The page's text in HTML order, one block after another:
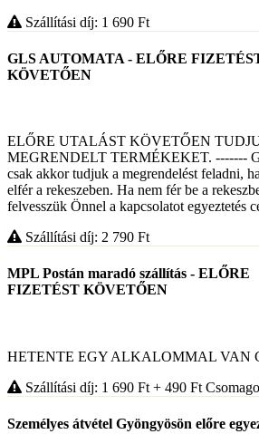
Szállítási díj: 1 690 Ft
GLS AUTOMATA - ELŐRE
KÖVETŐEN
ELŐRE UTALÁST KÖVETŐEN
MEGRENDELT TERMÉKEKET. -------
csak akkor tudjuk a megrendelést feladni,
elfér a rekeszeben. Ha nem fér be a
felvesszük Önnel a kapcsolatot egyeztetés
Szállítási díj: 2 790 Ft
MPL Postán maradó szállítás - ELŐRE
FIZETÉST KÖVETŐEN
HETENTE EGY ALKALOMMAL VAN
Szállítási díj: 1 690 Ft + 490 Ft
Személyes átvétel Gyöngyösön előre